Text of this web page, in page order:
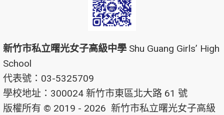
新竹市私立曙光女子高級中學 Shu Guang Girls’ High
School
代表號：03-5325709
學校地址：300024 新竹市東區北大路 61 號
版權所有 © 2019 - 2026 新竹市私立曙光女子高級